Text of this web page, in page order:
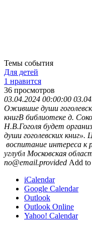
Темы события
Для детей
1 нравится
36 просмотров
03.04.2024 00:00:00
Ожившие души
книгВ библиотеке д.
Н.В.Гоголя будет
души гоголевских
воспитание интереса к
углубл Московская
no@email.provided Add
iCalendar
Google Calendar
Outlook
Outlook Online
Yahoo! Calendar